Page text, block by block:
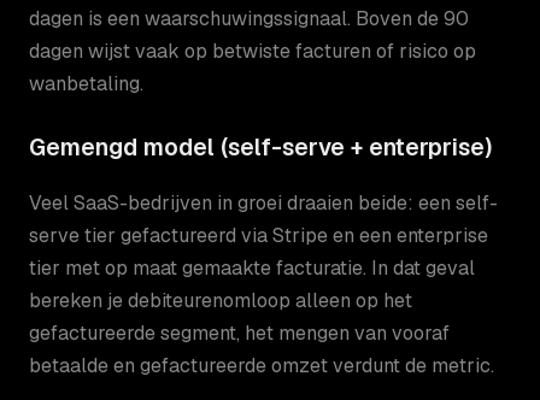
dagen is een waarschuwingssignaal. Boven de 90
dagen wijst vaak op betwiste facturen of risico op
wanbetaling.
Gemengd model (self-serve + enterprise)
Veel SaaS-bedrijven in groei draaien beide: een self-
serve tier gefactureerd via Stripe en een enterprise
tier met op maat gemaakte facturatie. In dat geval
bereken je debiteurenomloop alleen op het
gefactureerde segment, het mengen van vooraf
betaalde en gefactureerde omzet verdunt de metric.